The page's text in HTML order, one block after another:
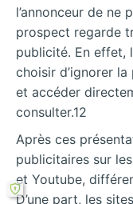
l’annonceur de ne
prospect regarde
publicité. En effet,
choisir d’ignorer
et accéder
consulter.12
Après ces
publicitaires sur
et Youtube,
D’une part, les